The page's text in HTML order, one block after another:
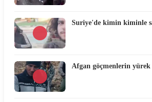
Suriye'de kimin kiminle
Afgan göçmenlerin